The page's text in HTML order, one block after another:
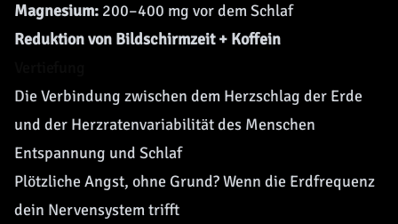
Magnesium: 200–400 mg vor dem Schlaf
Reduktion von Bildschirmzeit + Koffein
Die Verbindung zwischen dem Herzschlag der Erde
und der Herzratenvariabilität des Menschen
Entspannung und Schlaf
Plötzliche Angst, ohne Grund? Wenn die Erdfrequenz
dein Nervensystem trifft